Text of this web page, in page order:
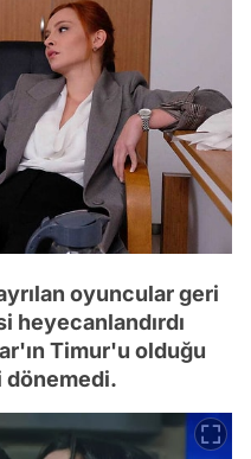
oyuncular geri
heyecanlandırdı
Timur'u olduğu
dönemedi.